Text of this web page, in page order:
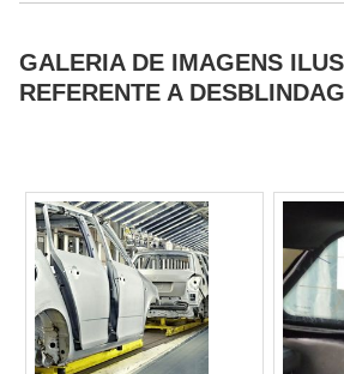
GALERIA DE IMAGENS
REFERENTE A